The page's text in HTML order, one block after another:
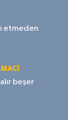
etmeden
beşer